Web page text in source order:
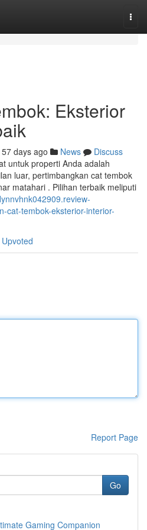
Eksterior
57 days ago News
Discuss
untuk properti Anda adalah
luar, pertimbangkan cat tembok
matahari . Pilihan terbaik meliputi
cat-tembok-eksterior-interior-
Report Page
Go
Gaming Companion